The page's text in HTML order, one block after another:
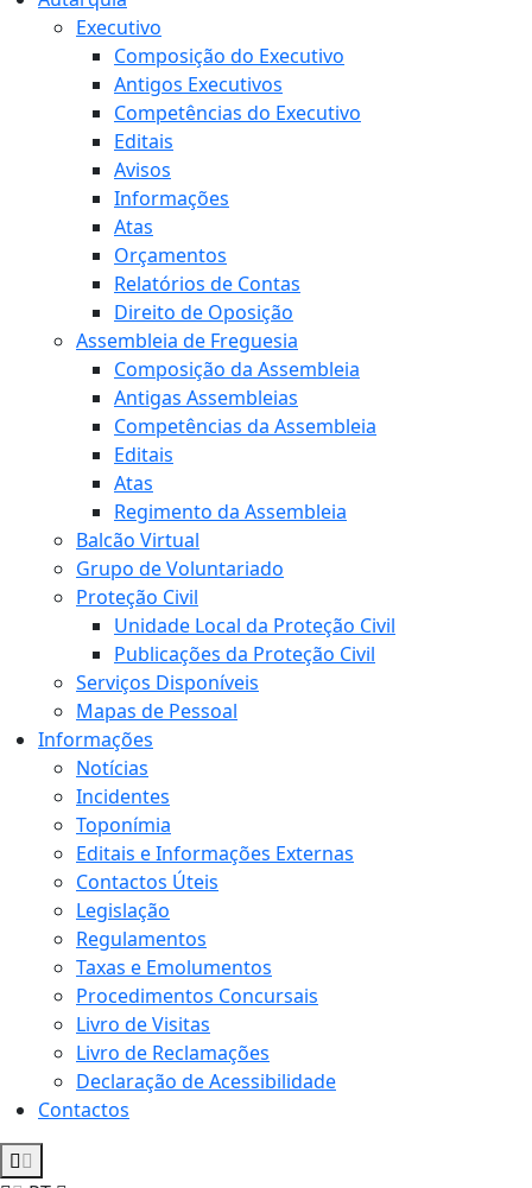
Executivo
Composição do Executivo
Antigos Executivos
Competências do Executivo
Editais
Avisos
Informações
Atas
Orçamentos
Relatórios de Contas
Direito de Oposição
Assembleia de Freguesia
Composição da Assembleia
Antigas Assembleias
Competências da Assembleia
Editais
Atas
Regimento da Assembleia
Balcão Virtual
Grupo de Voluntariado
Proteção Civil
Unidade Local da Proteção Civil
Publicações da Proteção Civil
Serviços Disponíveis
Mapas de Pessoal
Informações
Notícias
Incidentes
Toponímia
Editais e Informações Externas
Contactos Úteis
Legislação
Regulamentos
Taxas e Emolumentos
Procedimentos Concursais
Livro de Visitas
Livro de Reclamações
Declaração de Acessibilidade
Contactos